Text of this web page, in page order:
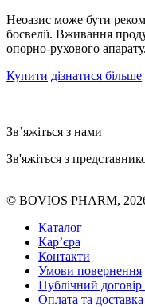
Неоазис може бути
босвелії. Вживання
опорно-рухового апарату.
Купити дізнатися більше
Зв’яжіться з нами
Зв'яжіться з
© BOVIOS PHARM,
Каталог
Кар’єра
Контакти
Умови повернення
Публічний
Оплата та доставка